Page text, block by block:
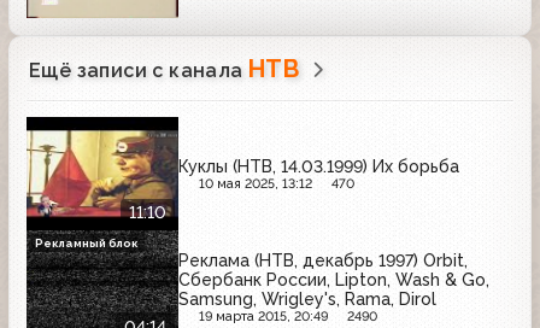
Ещё записи с канала НТВ
11:10
Куклы (НТВ, 14.03.1999) Их борьба
10 мая 2025, 13:12 470
Реклама (НТВ, декабрь 1997) Orbit,
Сбербанк России, Lipton, Wash & Go,
Samsung, Wrigley's, Rama, Dirol
19 марта 2015, 20:49 2490
Рекламный блок